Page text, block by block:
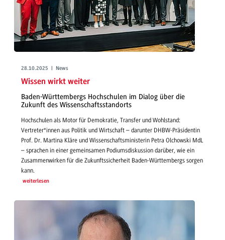
28.10.2025 | News
Wissen wirkt weiter
Baden-Württembergs Hochschulen im Dialog über die
Zukunft des Wissenschaftsstandorts
Hochschulen als Motor für Demokratie, Transfer und Wohlstand:
Vertreter*innen aus Politik und Wirtschaft – darunter DHBW-Präsidentin
Prof. Dr. Martina Kläre und Wissenschaftsministerin Petra Olchowski MdL
– sprachen in einer gemeinsamen Podiumsdiskussion darüber, wie ein
Zusammenwirken für die Zukunftssicherheit Baden-Württembergs sorgen
kann.
weiterlesen